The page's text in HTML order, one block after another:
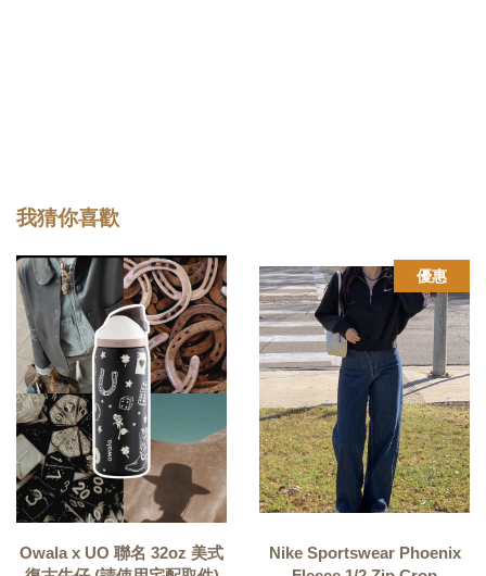
我猜你喜歡
Owala x UO 聯名 32oz 美式
優惠
Nike Sportswear Phoenix